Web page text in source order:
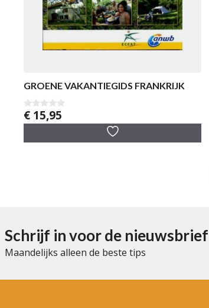
GROENE VAKANTIEGIDS FRANKRIJK
0
v
5
€ 15,95
Schrijf in voor de nieuwsbrief
Maandelijks alleen de beste tips